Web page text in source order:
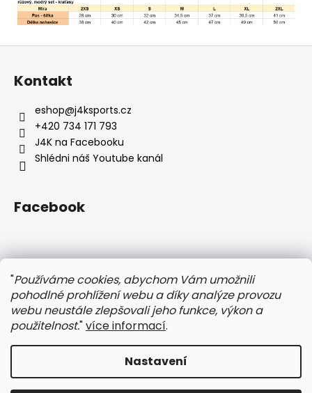
"Používáme cookies, abychom Vám umožnili
pohodlné prohlížení webu a díky analýze provozu
webu neustále zlepšovali jeho funkce, výkon a
použitelnost."více informací.
Nastavení
Z
Kontakt
eshop@j4ksports.cz
+420 734 171 793
J4K na Facebooku
Shlédni náš Youtube kanál
Facebook
Instagram